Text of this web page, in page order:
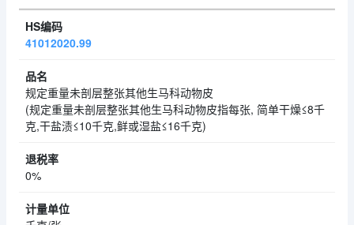
41012020.99
规定重量未剖层整张其他生马科动物皮
(规定重量未剖层整张其他生马科动物皮指每张, 简单干燥≤8千
克,干盐渍≤10千克,鲜或湿盐≤16千克)
0%